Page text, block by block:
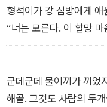
-<청년 영매-모슬포의 적
형석이가 강 심방에게 애
“너는 모른다. 이 할망 마
“안 돼요. 그래도….”
“나 때문에… 할마니… 제
라도. 또… 경헌 일… 일
군데군데 물이끼가 끼었
해골. 그것도 사람의 두